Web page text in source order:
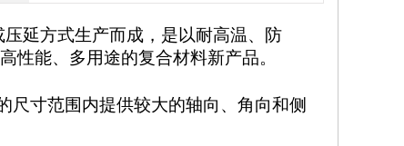
延方式生产而成，是以耐高温、防
性能、多用途的复合材料新产品。
尺寸范围内提供较大的轴向、角向和侧